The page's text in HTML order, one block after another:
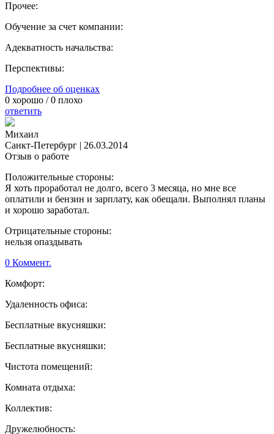
Прочее:
Обучение за счет компании:
Адекватность начальства:
Перспективы:
Подробнее об оценках
0 хорошо /0 плохо
ответить
Михаил
Санкт-Петербург | 26.03.2014
Отзыв о работе
Положительные стороны:
Я хоть проработал не долго, всего 3 месяца, но мне все
оплатили и бензин и зарплату, как обещали. Выполнял планы
и хорошо заработал.
Отрицательные стороны:
нельзя опаздывать
0 Коммент.
Комфорт:
Удаленность офиса:
Бесплатные вкусняшки:
Бесплатные вкусняшки:
Чистота помещений:
Комната отдыха:
Коллектив:
Дружелюбность: